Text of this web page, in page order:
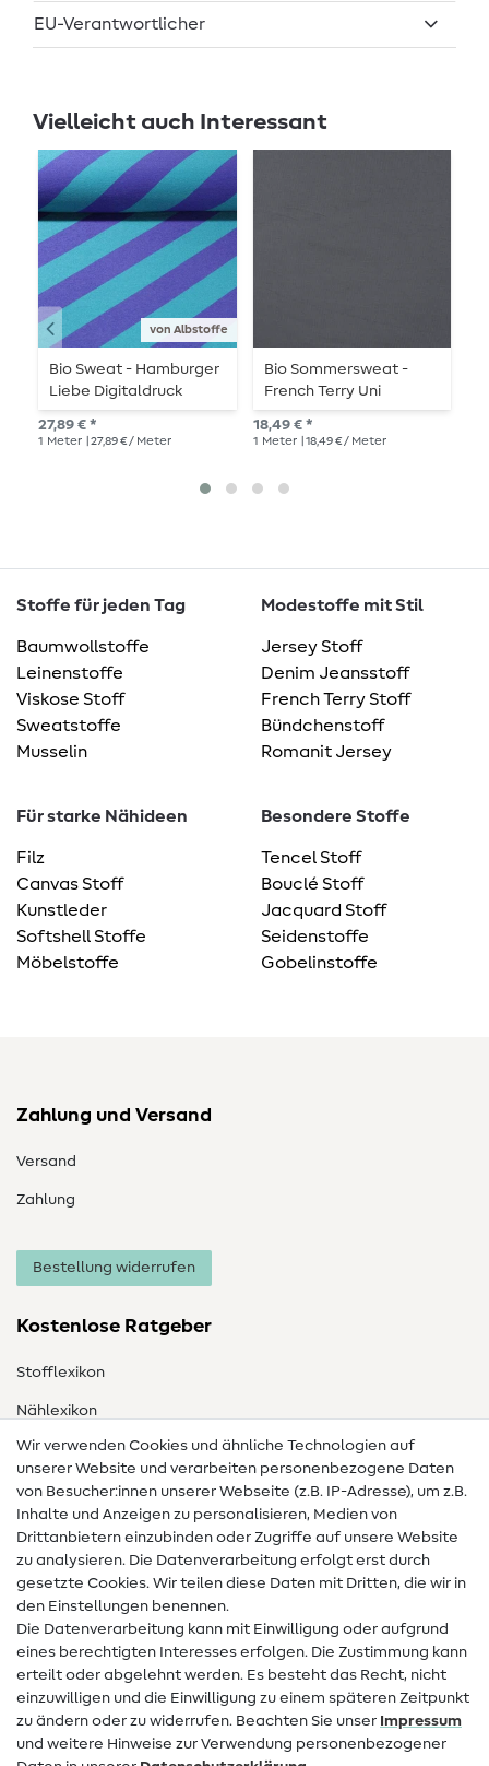
EU-Verantwortlicher
Vielleicht auch Interessant
von Albstoffe
Bio Sweat - Hamburger
Liebe Digitaldruck
Stripemania Solid
Petrol Lila
27,89 € *
1 Meter | 27,89 € / Meter
Bio Sommersweat -
French Terry Uni
Jeansblau
18,49 € *
1 Meter | 18,49 € / Meter
Stoffe für jeden Tag
Baumwollstoffe
Leinenstoffe
Viskose Stoff
Sweatstoffe
Musselin
Modestoffe mit Stil
Jersey Stoff
Denim Jeansstoff
French Terry Stoff
Bündchenstoff
Romanit Jersey
Für starke Nähideen
Filz
Canvas Stoff
Kunstleder
Softshell Stoffe
Möbelstoffe
Besondere Stoffe
Tencel Stoff
Bouclé Stoff
Jacquard Stoff
Seidenstoffe
Gobelinstoffe
Zahlung und Versand
Versand
Zahlung
Bestellung widerrufen
Kostenlose Ratgeber
Stofflexikon
Nählexikon
Nähanleitungen
Hilfe & Kontakt
Kontakt
Infos zum Betreiberwechsel
Widerrufsrecht
Beliebt
Stoffe
Wir verwenden Cookies und ähnliche Technologien auf
unserer Website und verarbeiten personenbezogene Daten
von Besucher:innen unserer Webseite (z.B. IP-Adresse), um z.B.
Inhalte und Anzeigen zu personalisieren, Medien von
Drittanbietern einzubinden oder Zugriffe auf unsere Website
zu analysieren. Die Datenverarbeitung erfolgt erst durch
gesetzte Cookies. Wir teilen diese Daten mit Dritten, die wir in
den Einstellungen benennen.
Die Datenverarbeitung kann mit Einwilligung oder aufgrund
eines berechtigten Interesses erfolgen. Die Zustimmung kann
erteilt oder abgelehnt werden. Es besteht das Recht, nicht
einzuwilligen und die Einwilligung zu einem späteren Zeitpunkt
zu ändern oder zu widerrufen. Beachten Sie unser Impressum
und weitere Hinweise zur Verwendung personenbezogener